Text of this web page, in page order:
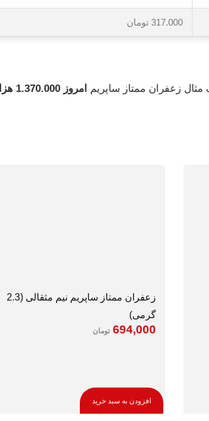
317.000 تومان
امروز 1.370.000 هزار تومان
زعفران ممتاز ساپریم نیم مثقالی (2.3
گرمی)
694,000 تومان
افزودن به سبد خرید